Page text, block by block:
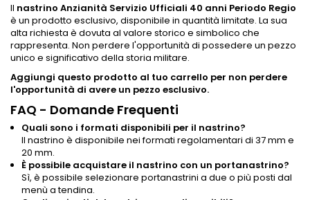
Il nastrino Anzianità Servizio Ufficiali 40 anni Periodo Regio
è un prodotto esclusivo, disponibile in quantità limitate. La sua
alta richiesta è dovuta al valore storico e simbolico che
rappresenta. Non perdere l'opportunità di possedere un pezzo
unico e significativo della storia militare.
Aggiungi questo prodotto al tuo carrello per non perdere
l'opportunità di avere un pezzo esclusivo.
FAQ - Domande Frequenti
Quali sono i formati disponibili per il nastrino?
Il nastrino è disponibile nei formati regolamentari di 37 mm e
20 mm.
È possibile acquistare il nastrino con un portanastrino?
Sì, è possibile selezionare portanastrini a due o più posti dal
menù a tendina.